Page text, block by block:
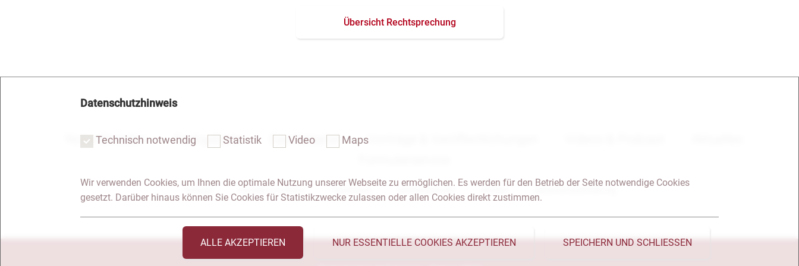
Übersicht Rechtsprechung
Notar Dresden Fachgebiete Das Notariat Vorträge & Veröffentlichungen
Kontakt & Anfahrt Seitenübersicht
Datenschutzhinweis
Technisch notwendig Statistik Video Maps
Wir verwenden Cookies, um Ihnen die optimale Nutzung unserer Webseite zu ermöglichen. Es werden für den Betrieb der Seite notwendige Cookies
gesetzt. Darüber hinaus können Sie Cookies für Statistikzwecke zulassen oder allen Cookies direkt zustimmen.
ALLE AKZEPTIEREN NUR ESSENTIELLE COOKIES AKZEPTIEREN SPEICHERN UND SCHLIESSEN